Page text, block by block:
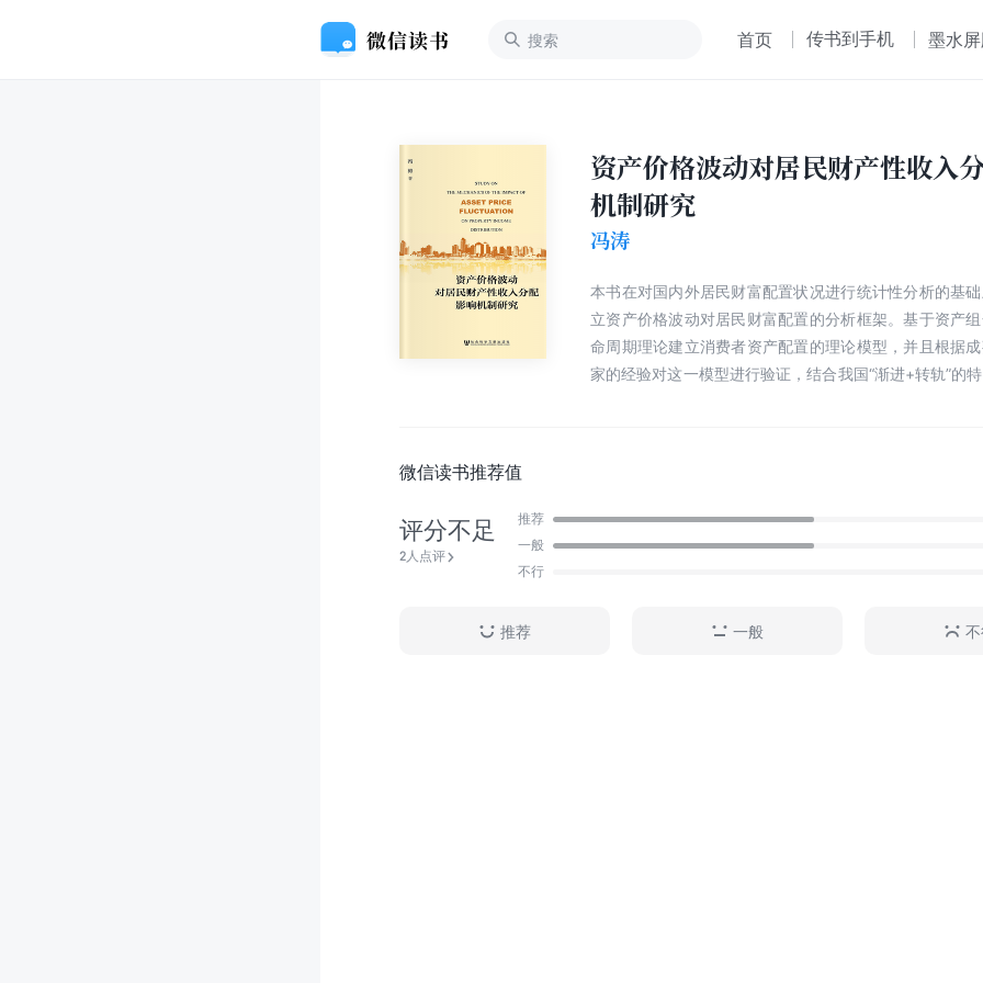
首页 传书到手机 墨水屏
资产价格波动对居民财产性收入
机制研究
冯涛
本书在对国内外居民财富配置状况进行统计性分析的基
立资产价格波动对居民财富配置的分析框架。基于资产
命周期理论建立消费者资产配置的理论模型，并且根据
家的经验对这一模型进行验证，结合我国“渐进+转轨”的
微信读书推荐值
评分不足
2人点评
推荐
一般
不行
推荐 一般